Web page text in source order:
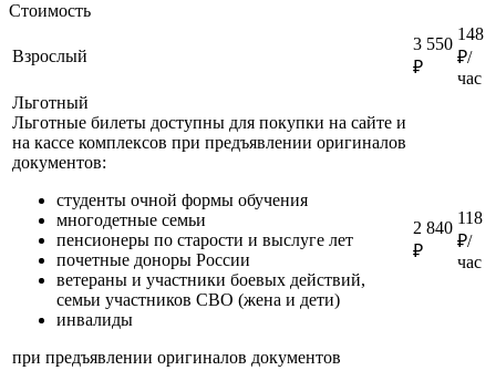
Стоимость
Взрослый
3 550
₽
148
₽/
час
Льготный
Льготные билеты доступны для покупки на сайте и
на кассе комплексов при предъявлении оригиналов
документов:
студенты очной формы обучения
многодетные семьи
пенсионеры по старости и выслуге лет
почетные доноры России
ветераны и участники боевых действий,
семьи участников СВО (жена и дети)
инвалиды
при предъявлении оригиналов документов
2 840
₽
118
₽/
час